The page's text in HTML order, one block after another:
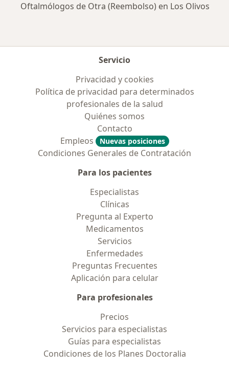
Oftalmólogos de Otra (Reembolso) en Los Olivos
Servicio
Privacidad y cookies
Política de privacidad para determinados
profesionales de la salud
Quiénes somos
Contacto
Empleos
Nuevas posiciones
Condiciones Generales de Contratación
Para los pacientes
Especialistas
Clínicas
Pregunta al Experto
Medicamentos
Servicios
Enfermedades
Preguntas Frecuentes
Aplicación para celular
Para profesionales
Precios
Servicios para especialistas
Guías para especialistas
Condiciones de los Planes Doctoralia